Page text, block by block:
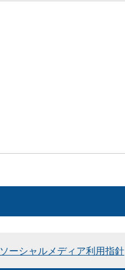
ソーシャルメディア利用指針